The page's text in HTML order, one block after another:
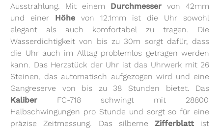
Ausstrahlung. Mit einem Durchmesser von 42mm
und einer Höhe von 12.1mm ist die Uhr sowohl
elegant als auch komfortabel zu tragen. Die
Wasserdichtigkeit von bis zu 30m sorgt dafür, dass
die Uhr auch im Alltag problemlos getragen werden
kann. Das Herzstück der Uhr ist das Uhrwerk mit 26
Steinen, das automatisch aufgezogen wird und eine
Gangreserve von bis zu 38 Stunden bietet. Das
Kaliber FC-718 schwingt mit 28800
Halbschwingungen pro Stunde und sorgt so für eine
präzise Zeitmessung. Das silberneZifferblatt ist